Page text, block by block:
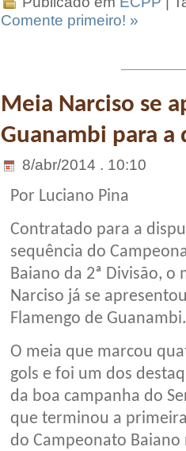
Comente primeiro! »
Meia Narciso se
Guanambi para a
8/abr/2014 . 10:10
Por Luciano Pina
Contratado para a
sequência do
Baiano da 2ª Divisão, o
Narciso já se
Flamengo de Guanambi.
O meia que marcou
gols e foi um dos
da boa campanha do
que terminou a
do Campeonato Baiano